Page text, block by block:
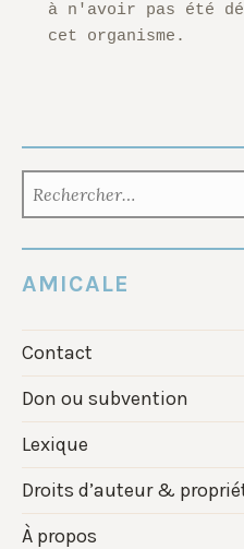
à n'avoir pas été
cet organisme.
AMICALE
Contact
Don ou subvention
Lexique
Droits d’auteur &
À propos